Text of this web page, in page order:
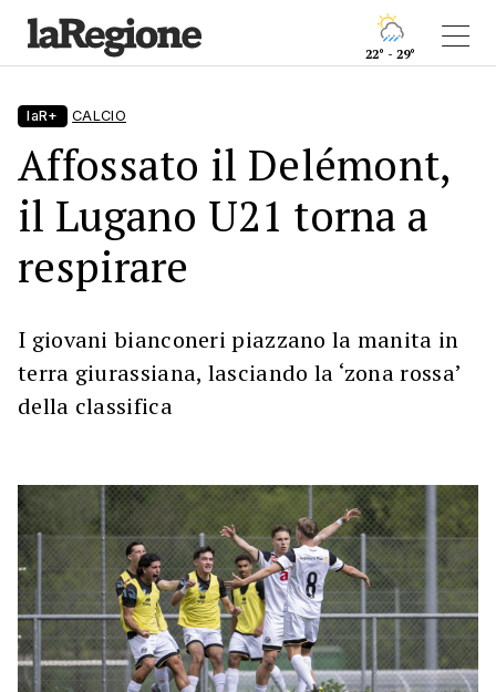
22° - 29°
laR+ CALCIO
Affossato il Delémont,
il Lugano U21 torna a
respirare
I giovani bianconeri piazzano la manita in
terra giurassiana, lasciando la ‘zona rossa’
della classifica